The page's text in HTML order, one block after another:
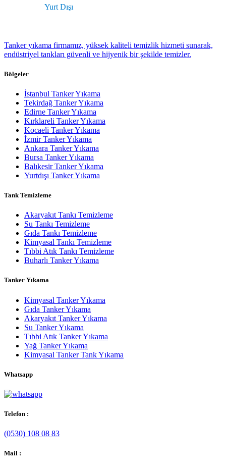
Yurt Dışı
Tanker yıkama firmamız, yüksek kaliteli temizlik hizmeti sunarak,
endüstriyel tankları güvenli ve hijyenik bir şekilde temizler.
Bölgeler
İstanbul Tanker Yıkama
Tekirdağ Tanker Yıkama
Edirne Tanker Yıkama
Kırklareli Tanker Yıkama
Kocaeli Tanker Yıkama
İzmir Tanker Yıkama
Ankara Tanker Yıkama
Bursa Tanker Yıkama
Balıkesir Tanker Yıkama
Yurtdışı Tanker Yıkama
Tank Temizleme
Akaryakıt Tankı Temizleme
Su Tankı Temizleme
Gıda Tankı Temizleme
Kimyasal Tankı Temizleme
Tıbbi Atık Tankı Temizleme
Buharlı Tanker Yıkama
Tanker Yıkama
Kimyasal Tanker Yıkama
Gıda Tanker Yıkama
Akaryakıt Tanker Yıkama
Su Tanker Yıkama
Tıbbi Atık Tanker Yıkama
Yağ Tanker Yıkama
Kimyasal Tanker Tank Yıkama
Whatsapp
Telefon :
(0530) 108 08 83
Mail :